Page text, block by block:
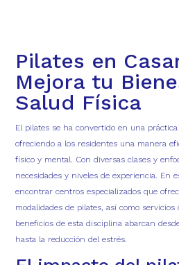
Pilates en
Mejora tu
Salud Física
El pilates se ha convertido en una
ofreciendo a los residentes una manera
físico y mental. Con diversas clases y
necesidades y niveles de experiencia. En
encontrar centros especializados que
modalidades de pilates, así como
beneficios de esta disciplina abarcan
hasta la reducción del estrés.